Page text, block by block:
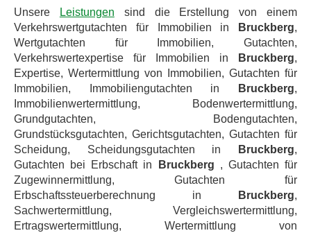
Unsere Leistungen sind die Erstellung von einem
Verkehrswertgutachten für Immobilien in
Bruckberg,
Wertgutachten für Immobilien, Gutachten,
Verkehrswertexpertise für Immobilien in
Bruckberg,
Expertise, Wertermittlung von Immobilien, Gutachten für
Immobilien, Immobiliengutachten in
Bruckberg,
Immobilienwertermittlung, Bodenwertermittlung,
Grundgutachten, Bodengutachten,
Grundstücksgutachten, Gerichtsgutachten, Gutachten für
Scheidung, Scheidungsgutachten in
Bruckberg,
Gutachten bei Erbschaft in
Bruckberg , Gutachten für
Zugewinnermittlung, Gutachten für
Erbschaftssteuerberechnung in
Bruckberg,
Sachwertermittlung, Vergleichswertermittlung,
Ertragswertermittlung, Wertermittlung von